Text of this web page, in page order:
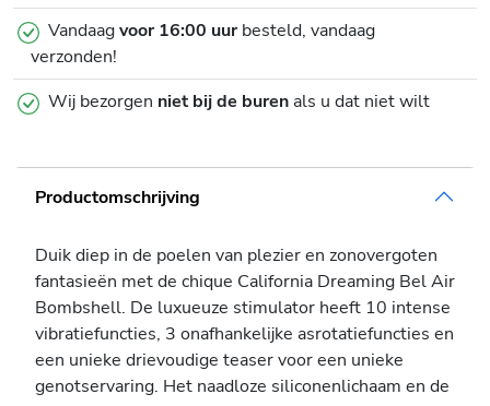
Vandaagvoor 16:00 uurbesteld, vandaag
verzonden!
Wij bezorgen niet bij de burenals u dat niet wilt
Productomschrijving
Duik diep in de poelen van plezier en zonovergoten
fantasieën met de chique California Dreaming Bel Air
Bombshell. De luxueuze stimulator heeft 10 intense
vibratiefuncties, 3 onafhankelijke asrotatiefuncties en
een unieke drievoudige teaser voor een unieke
genotservaring. Het naadloze siliconenlichaam en de